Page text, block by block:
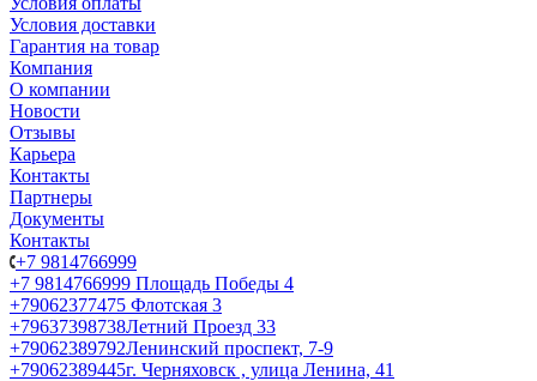
Условия доставки
Гарантия на товар
Компания
О компании
Новости
Отзывы
Карьера
Контакты
Партнеры
Документы
Контакты
+7 9814766999
+7 9814766999 Площадь Победы 4
+79062377475 Флотская 3
+79637398738Летний Проезд 33
+79062389792Ленинский проспект, 7-9
+79062389445г. Черняховск , улица Ленина, 41